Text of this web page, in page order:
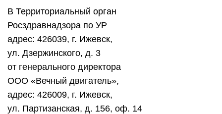
В Территориальный орган
Росздравнадзора по УР
адрес: 426039, г. Ижевск,
ул. Дзержинского, д. 3
от генерального директора
ООО «Вечный двигатель»,
адрес: 426009, г. Ижевск,
ул. Партизанская, д. 156, оф. 14